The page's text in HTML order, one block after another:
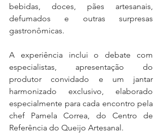
bebidas, doces, pães artesanais,
defumados e outras surpresas
gastronômicas.
A experiência inclui o debate com
especialistas, apresentação do
produtor convidado e um jantar
harmonizado exclusivo, elaborado
especialmente para cada encontro pela
chef Pamela Correa, do Centro de
Referência do Queijo Artesanal.